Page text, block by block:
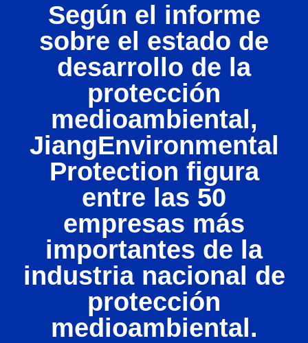
Según el informe
sobre el estado de
desarrollo de la
protección
medioambiental,
JiangEnvironmental
Protection figura
entre las 50
empresas más
importantes de la
industria nacional de
protección
medioambiental.